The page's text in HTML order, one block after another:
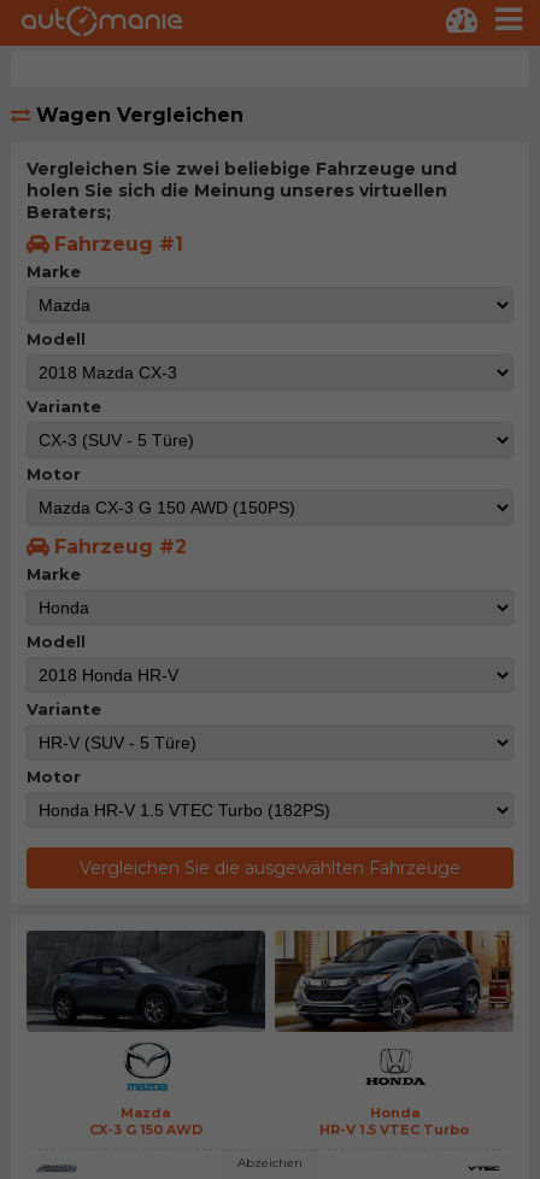
Wagen Vergleichen
Vergleichen Sie zwei beliebige Fahrzeuge und
holen Sie sich die Meinung unseres virtuellen
Beraters;
Fahrzeug #1
Marke
Modell
Variante
Motor
Fahrzeug #2
Marke
Modell
Variante
Motor
Vergleichen Sie die ausgewählten Fahrzeuge
Mazda
CX-3 G 150 AWD
Honda
HR-V 1.5 VTEC Turbo
Abzeichen